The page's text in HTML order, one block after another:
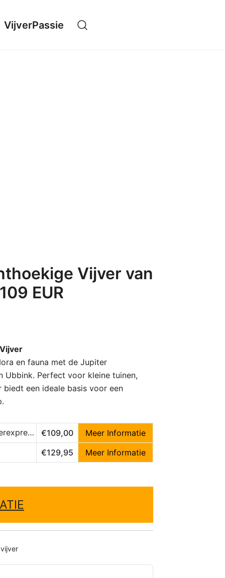
VijverPassie
Vijver van
EUR
en fauna met de Jupiter
Ubbink. Perfect voor kleine tuinen,
een ideale basis voor een
€109,00
Meer Informatie
€129,95 Meer Informatie